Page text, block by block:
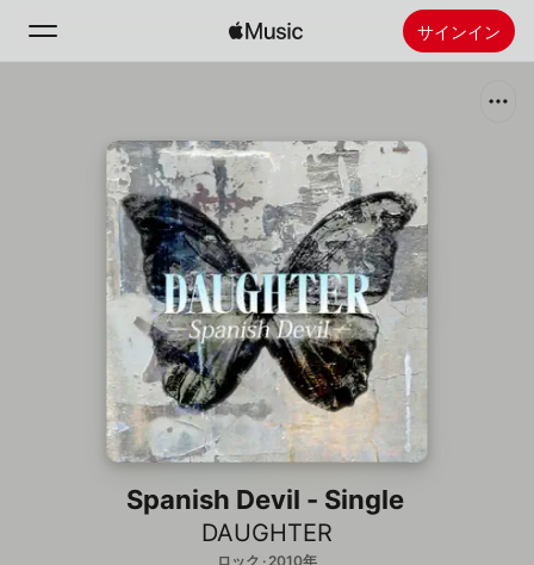
サインイン
新着おすすめ
ラジオ
Apple Musicをインストール
Spanish Devil - Single
DAUGHTER
ロック · 2010年